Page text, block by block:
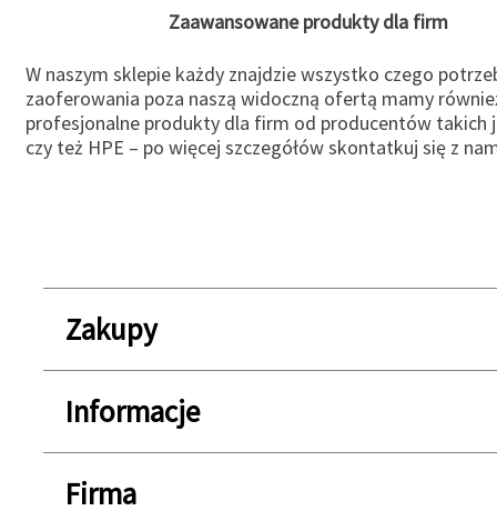
Zaawansowane produkty dla firm
W naszym sklepie każdy znajdzie wszystko czego
zaoferowania poza naszą widoczną ofertą mamy
profesjonalne produkty dla firm od producentów takich
czy też HPE – po więcej szczegółów skontatkuj się z
Zakupy
Informacje
Firma